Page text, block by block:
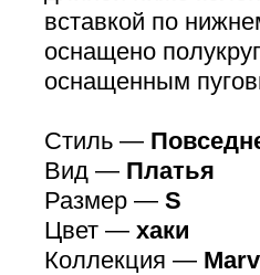
вставкой по
оснащено
оснащенным
Стиль —
Вид — Платья
Размер — S
Цвет — хаки
Коллекция —